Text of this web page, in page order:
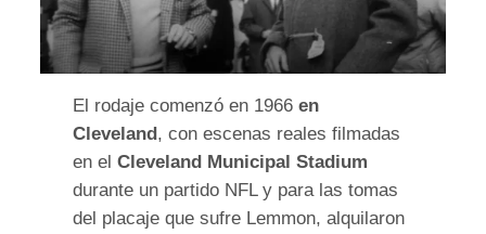
El rodaje comenzó en 1966en
Cleveland, con escenas reales filmadas
en elCleveland Municipal Stadium
durante un partido NFL y para las tomas
del placaje que sufre Lemmon, alquilaron